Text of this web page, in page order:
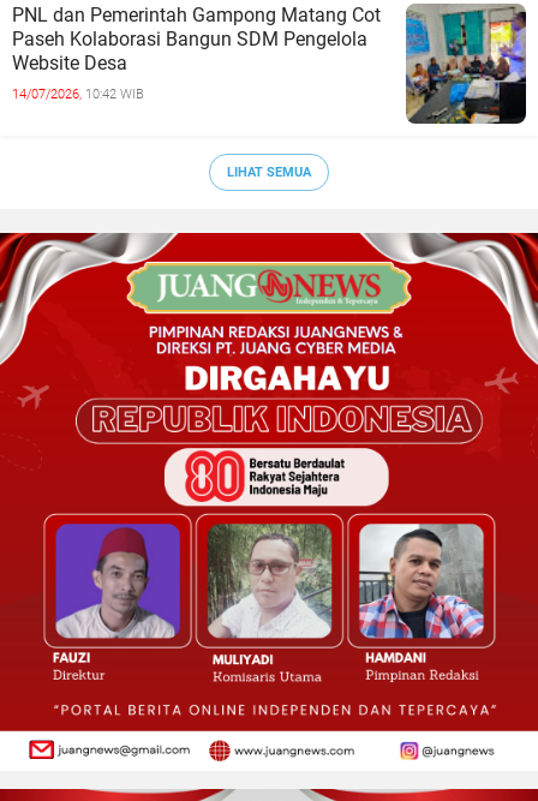
PNL dan Pemerintah Gampong Matang Cot
Paseh Kolaborasi Bangun SDM Pengelola
Website Desa
14/07/2026, 10:42 WIB
LIHAT SEMUA